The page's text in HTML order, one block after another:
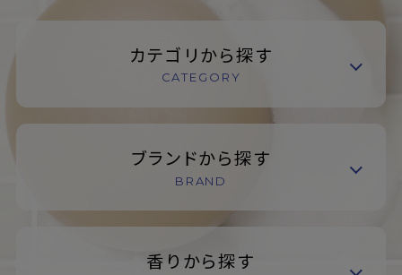
カテゴリから探す
CATEGORY
ブランドから探す
BRAND
香りから探す